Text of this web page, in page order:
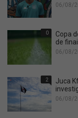
06/08/
0
Copa
de
06/08/
2
Juca
06/08/